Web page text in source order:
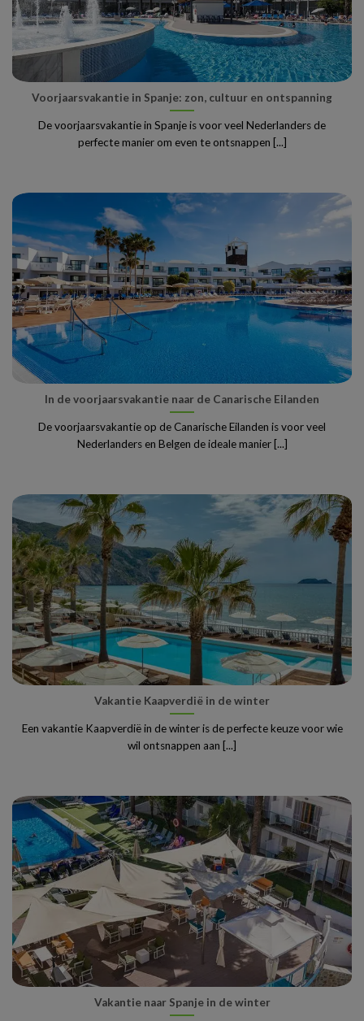
Voorjaarsvakantie in Spanje: zon, cultuur en ontspanning
De voorjaarsvakantie in Spanje is voor veel Nederlanders de
perfecte manier om even te ontsnappen [...]
In de voorjaarsvakantie naar de Canarische Eilanden
De voorjaarsvakantie op de Canarische Eilanden is voor veel
Nederlanders en Belgen de ideale manier [...]
Vakantie Kaapverdië in de winter
Een vakantie Kaapverdië in de winter is de perfecte keuze voor wie
wil ontsnappen aan [...]
Vakantie naar Spanje in de winter